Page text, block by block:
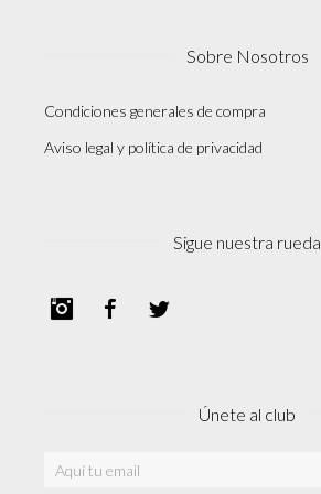
Sobre Nosotros
Condiciones generales de compra
Aviso legal y política de privacidad
Sigue nuestra rueda
InstagramFacebook
Únete al club